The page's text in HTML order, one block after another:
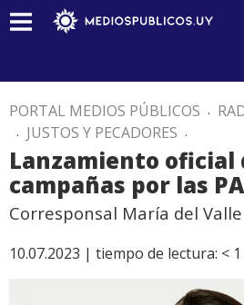
PORTAL MEDIOS PÚBLICOS .
. JUSTOS Y PECADORES .
Lanzamiento oficial
campañas por las
Corresponsal María del
10.07.2023 | tiempo de lectura: < 1